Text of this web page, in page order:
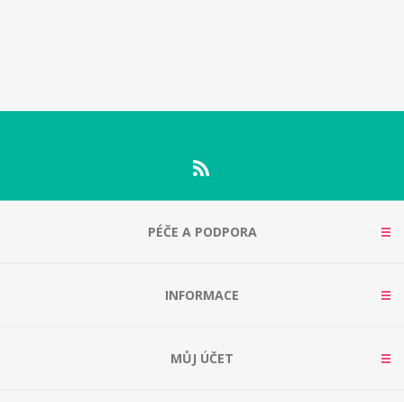
PÉČE A PODPORA
INFORMACE
MŮJ ÚČET